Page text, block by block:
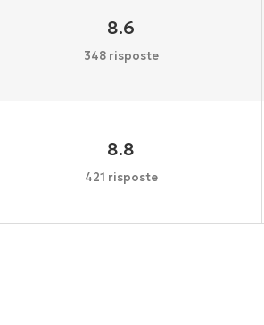
8.6
348 risposte
8.8
421 risposte